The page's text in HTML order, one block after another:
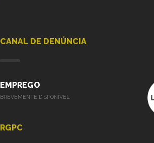
CANAL DE DENÚNCIA
EMPREGO
BREVEMENTE DISPONÍVEL
RGPC